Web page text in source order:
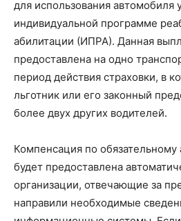
для использования автомобиля
индивидуальной программе
абилитации (ИПРА). Данная
предоставлена на одно
период действия страховки, в
льготник или его законный
более двух других водителей.
Компенсация по обязательному
будет предоставлена
организации, отвечающие за
направили необходимые